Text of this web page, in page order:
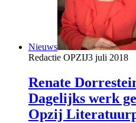
Nieuws
Redactie OPZIJ3 juli 2018
Renate
Dagelijks werk
Opzij